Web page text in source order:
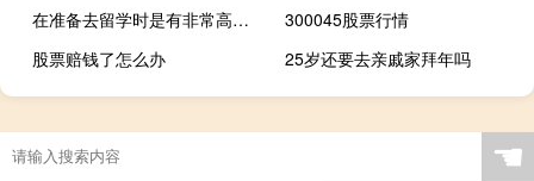
在准备去留学时是有非常高的消费的，法国留学一年5万够吗
300045股票行情
股票赔钱了怎么办
25岁还要去亲戚家拜年吗
☚